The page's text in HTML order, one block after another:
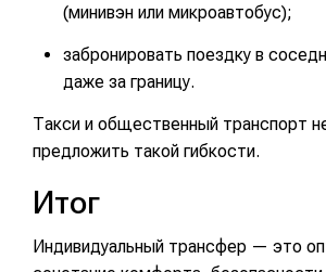
(минивэн или микроавтобус);
забронировать поездку в
даже за границу.
Такси и общественный транспорт
предложить такой гибкости.
Итог
Индивидуальный трансфер — это